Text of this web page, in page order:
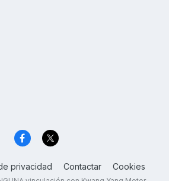
privacidad Contactar Cookies